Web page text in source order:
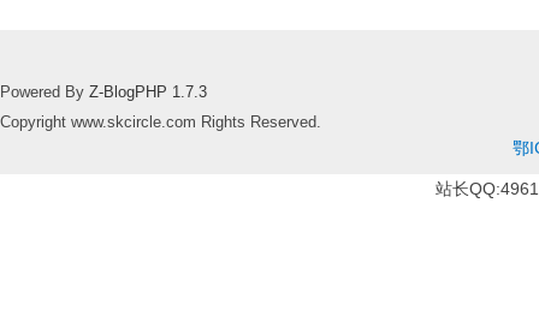
Powered By Z-BlogPHP 1.7.3
Copyright www.skcircle.com Rights Reserved.
鄂
站长